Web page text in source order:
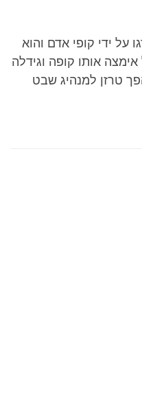
על ידי קופי אדם והוא
אותו קופה וגידלה
טרזן למנהיג שבט